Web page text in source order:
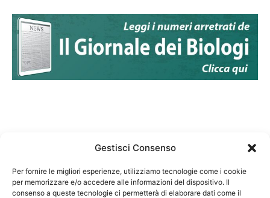
Gestisci Consenso
Per fornire le migliori esperienze, utilizziamo tecnologie come i cookie
per memorizzare e/o accedere alle informazioni del dispositivo. Il
consenso a queste tecnologie ci permetterà di elaborare dati come il
Federazione Nazionale Degli Ordini dei Biologi: